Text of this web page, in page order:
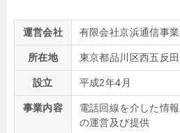
運営会社 有限会社京浜通信事
所在地 東京都品川区西五反
設立 平成2年4月
事業内容
電話回線を介した情
の運営及び提供